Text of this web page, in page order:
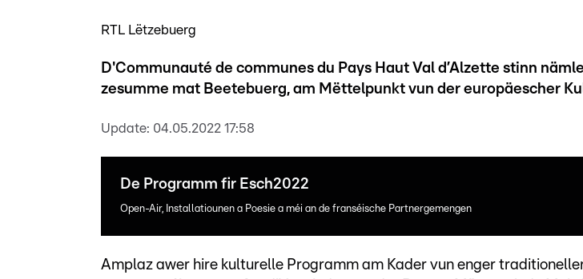
RTL Lëtzebuerg
D'Communauté de communes du Pays Haut Val d’Alzette stinn
zesumme mat Beetebuerg, am Mëttelpunkt vun der europäescher
Update: 04.05.2022 17:58
De Programm fir Esch2022
Open-Air, Installatiounen a Poesie a méi an de franséische Partnergemengen
Amplaz awer hire kulturelle Programm am Kader vun enger